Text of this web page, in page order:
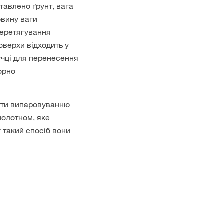
ґрунт, вага
ваги
відходить у
для перенесення
випаровуванню
яке
спосіб вони